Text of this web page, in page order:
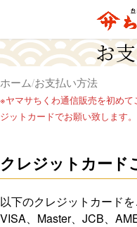
お
ホーム お支払い方法
※ヤマサちくわ通信販売を初め
ジットカードでお願い致します。
クレジットカード
以下のクレジットカードを
VISA、Master、JCB、